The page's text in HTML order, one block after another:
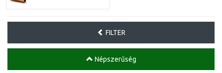
FILTER
Népszerűség